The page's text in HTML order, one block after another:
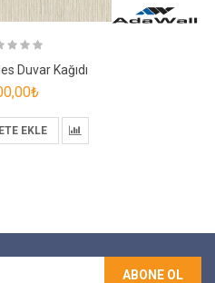
Duvar Kağıdı
EKLE
ABONE OL